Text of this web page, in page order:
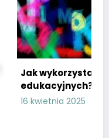
w kampaniach